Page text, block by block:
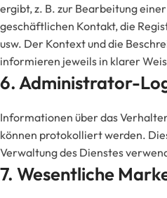
ergibt, z. B. zur Bearbeitung
geschäftlichen Kontakt, die
usw. Der Kontext und die
informieren jeweils in klarer
6. Administrator-
Informationen über das
können protokolliert werden.
Verwaltung des Dienstes
7. Wesentliche